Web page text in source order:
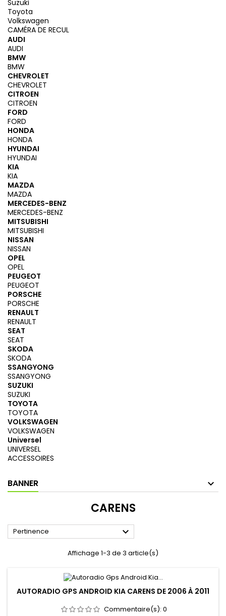
Suzuki
Toyota
Volkswagen
CAMÉRA DE RECUL
AUDI
AUDI
BMW
BMW
CHEVROLET
CHEVROLET
CITROEN
CITROEN
FORD
FORD
HONDA
HONDA
HYUNDAI
HYUNDAI
KIA
KIA
MAZDA
MAZDA
MERCEDES-BENZ
MERCEDES-BENZ
MITSUBISHI
MITSUBISHI
NISSAN
NISSAN
OPEL
OPEL
PEUGEOT
PEUGEOT
PORSCHE
PORSCHE
RENAULT
RENAULT
SEAT
SEAT
SKODA
SKODA
SSANGYONG
SSANGYONG
SUZUKI
SUZUKI
TOYOTA
TOYOTA
VOLKSWAGEN
VOLKSWAGEN
Universel
UNIVERSEL
ACCESSOIRES
BANNER
CARENS
Pertinence 
Affichage 1-3 de 3 article(s)
AUTORADIO GPS ANDROID KIA CARENS DE 2006 À 2011
Commentaire(s): 0